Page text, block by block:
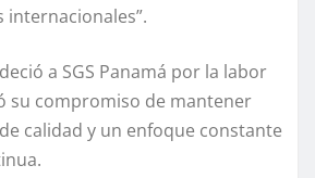
internacionales”.
a SGS Panamá por la labor
su compromiso de mantener
calidad y un enfoque constante